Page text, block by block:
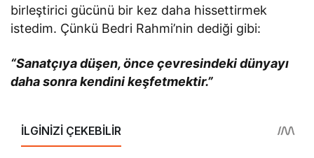
birleştirici gücünü bir kez daha hissettirmek
istedim. Çünkü Bedri Rahmi’nin dediği gibi:
“Sanatçıya düşen, önce çevresindeki dünyayı
daha sonra kendini keşfetmektir.”